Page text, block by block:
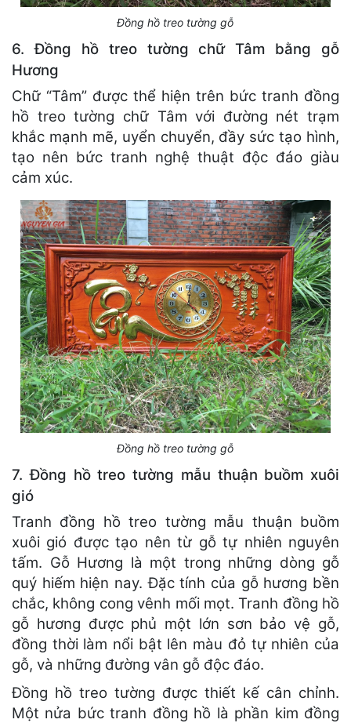
Đồng hồ treo tường gỗ
6. Đồng hồ treo tường chữ Tâm bằng gỗ
Hương
Chữ “Tâm” được thể hiện trên bức tranh đồng
hồ treo tường chữ Tâm với đường nét trạm
khắc mạnh mẽ, uyển chuyển, đầy sức tạo hình,
tạo nên bức tranh nghệ thuật độc đáo giàu
cảm xúc.
Đồng hồ treo tường gỗ
7. Đồng hồ treo tường mẫu thuận buồm xuôi
gió
Tranh đồng hồ treo tường mẫu thuận buồm
xuôi gió được tạo nên từ gỗ tự nhiên nguyên
tấm. Gỗ Hương là một trong những dòng gỗ
quý hiếm hiện nay. Đặc tính của gỗ hương bền
chắc, không cong vênh mối mọt. Tranh đồng hồ
gỗ hương được phủ một lớn sơn bảo vệ gỗ,
đồng thời làm nổi bật lên màu đỏ tự nhiên của
gỗ, và những đường vân gỗ độc đáo.
Đồng hồ treo tường được thiết kế cân chỉnh.
Một nửa bức tranh đồng hồ là phần kim đồng